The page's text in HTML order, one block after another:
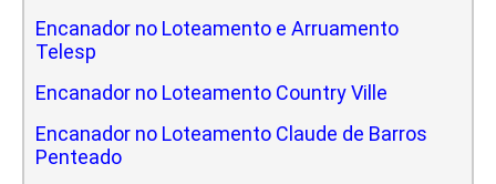
Encanador no Loteamento e Arruamento
Telesp
Encanador no Loteamento Country Ville
Encanador no Loteamento Claude de Barros
Penteado